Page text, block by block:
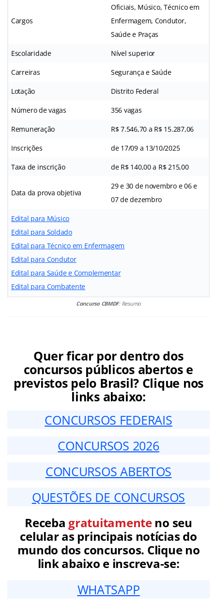
Cargos
Oficiais, Músico, Técnico em
Enfermagem, Condutor,
Saúde e Praças
Escolaridade Nível superior
Carreiras Segurança e Saúde
Lotação Distrito Federal
Número de vagas 356 vagas
Remuneração R$ 7.546,70 a R$ 15.287,06
Inscrições de 17/09 a 13/10/2025
Taxa de inscrição de R$ 140,00 a R$ 215,00
Data da prova objetiva
29 e 30 de novembro e 06 e
07 de dezembro
Edital para Músico
Edital para Soldado
Edital para Técnico em Enfermagem
Edital para Condutor
Edital para Saúde e Complementar
Edital para Combatente
Concurso CBMDF: Resumo
Quer ficar por dentro dos
concursos públicos abertos e
previstos pelo Brasil? Clique nos
links abaixo:
CONCURSOS FEDERAIS
CONCURSOS 2026
CONCURSOS ABERTOS
QUESTÕES DE CONCURSOS
Receba gratuitamenteno seu
celular as principais notícias do
mundo dos concursos. Clique no
link abaixo e inscreva-se:
WHATSAPP